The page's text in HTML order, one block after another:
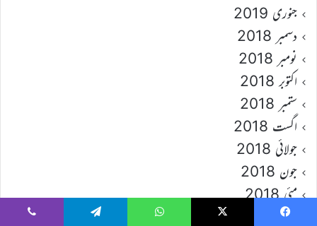
جنوری 2019
دسمبر 2018
نومبر 2018
اکتوبر 2018
ستمبر 2018
اگست 2018
جولائی 2018
جون 2018
مئی 2018
اپریل 2018